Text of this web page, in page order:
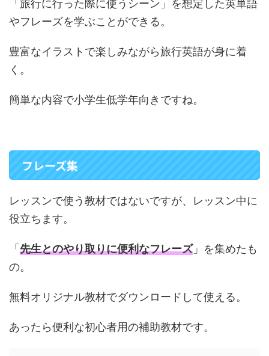
「旅行に行った際に使うシーン」を想定した英単語
やフレーズを学ぶことができる。
豊富なイラストで楽しみながら旅行英語が身に着
く。
簡単な内容で小学生低学年向きですね。
フレーズ集
レッスンで使う教材ではないですが、レッスン中に
役立ちます。
「先生とのやり取りに便利なフレーズ」を集めたも
の。
無料オリジナル教材でダウンロードして使える。
あったら便利な初心者用の補助教材です。